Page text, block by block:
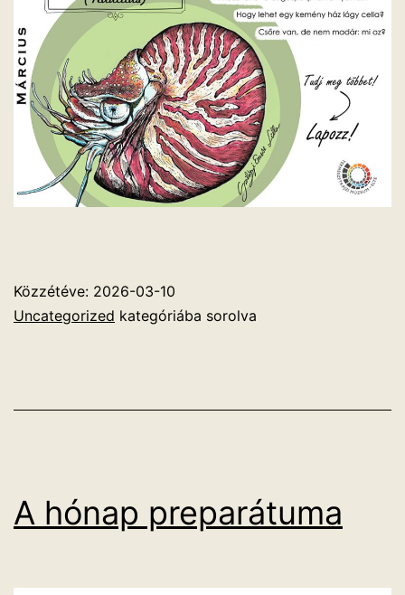
Közzétéve: 2026-03-10
Uncategorized kategóriába sorolva
A hónap preparátuma